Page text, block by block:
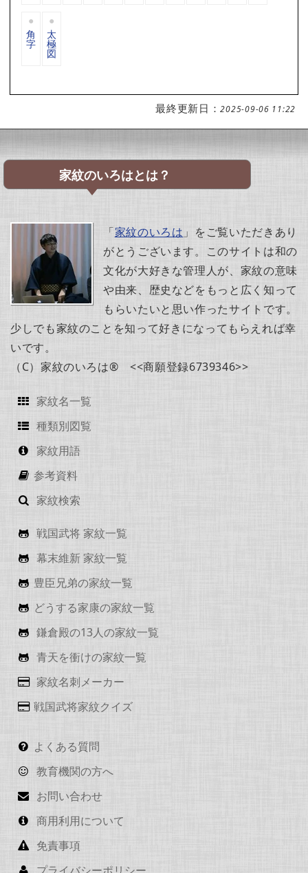
角
字
太
極
図
最終更新日：2025-09-06 11:22
家紋のいろはとは？
「家紋のいろは 」をご覧いただきあり
がとうございます。このサイトは和の
文化が大好きな管理人が、家紋の意味
や由来、歴史などをもっと広く知って
もらいたいと思い作ったサイトです。
少しでも家紋のことを知って好きになってもらえれば幸
いです。
（C）家紋のいろは® <<商願登録6739346>>
家紋名一覧
種類別図覧
家紋用語
参考資料
家紋検索
戦国武将 家紋一覧
幕末維新 家紋一覧
豊臣兄弟の家紋一覧
どうする家康の家紋一覧
鎌倉殿の13人の家紋一覧
青天を衝けの家紋一覧
家紋名刺メーカー
戦国武将家紋クイズ
よくある質問
教育機関の方へ
お問い合わせ
商用利用について
免責事項